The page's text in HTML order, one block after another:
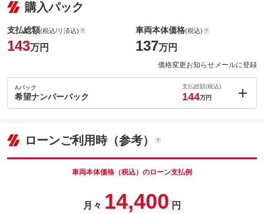
購入パック
支払総額(税込/リ済込)
143万円
車両本体価格(税込)
137万円
価格変更お知らせメールに登録
Aパック
希望ナンバーパック
支払総額(税込)
144万円
車両本体価
137
ローンご利用時（参考）
車両本体価格（税込）のローン支払例
月々 14,400 円